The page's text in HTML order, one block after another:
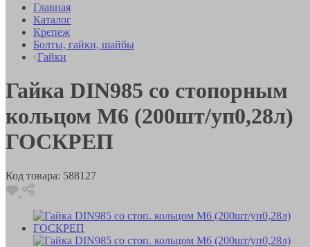
Главная
Каталог
Крепеж
Болты, гайки, шайбы
Гайки
Гайка DIN985 со стопорным
кольцом М6 (200шт/уп0,28л)
ГОСКРЕП
Код товара: 588127